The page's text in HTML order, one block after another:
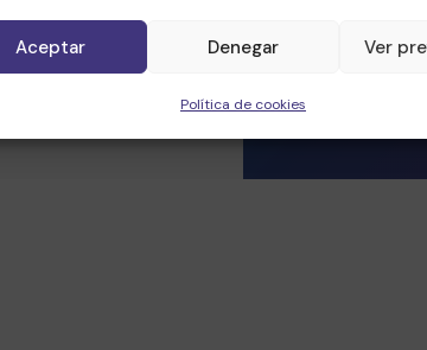
Aceptar Denegar Ver
Política de cookies